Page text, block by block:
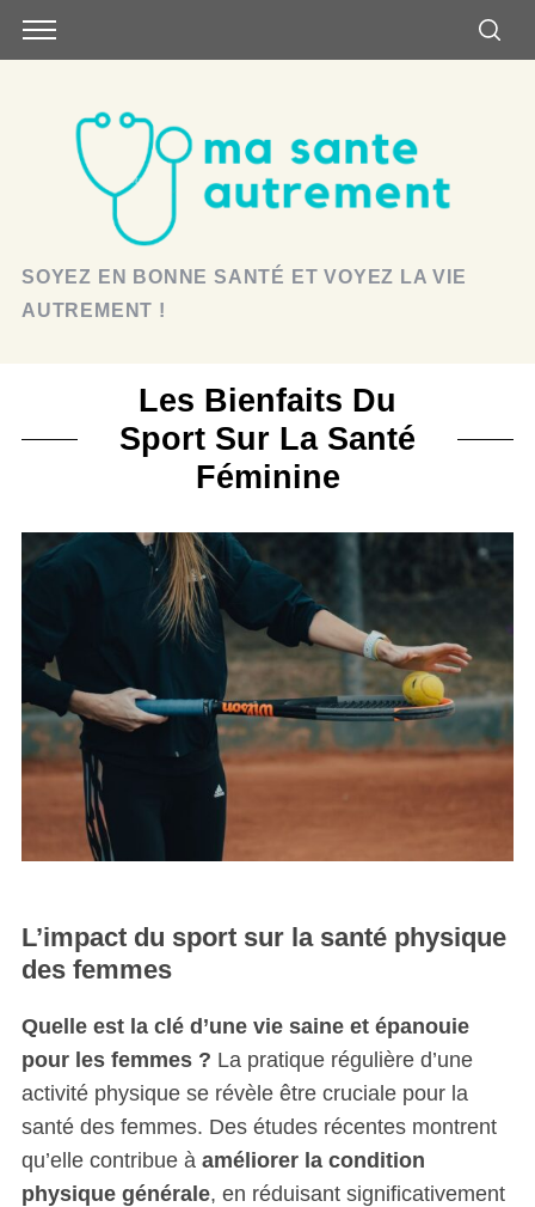
SOYEZ EN BONNE SANTÉ ET VOYEZ LA VIE
AUTREMENT !
Les Bienfaits Du
Sport Sur La Santé
Féminine
L’impact du sport sur la santé physique
des femmes
Quelle est la clé d’une vie saine et épanouie
pour les femmes ? La pratique régulière d’une
activité physique se révèle être cruciale pour la
santé des femmes. Des études récentes montrent
qu’elle contribue à améliorer la condition
physique générale, en réduisant significativement